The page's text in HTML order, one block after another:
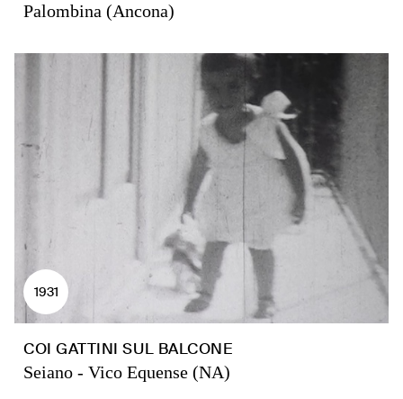
Palombina (Ancona)
1931
COI GATTINI SUL BALCONE
Seiano - Vico Equense (NA)